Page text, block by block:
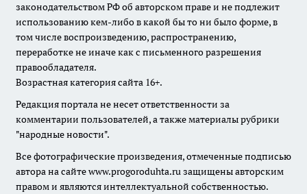
законодательством РФ об авторском праве и не подлежит
использованию кем-либо в какой бы то ни было форме, в
том числе воспроизведению, распространению,
переработке не иначе как с письменного разрешения
правообладателя.
Возрастная категория сайта 16+.
Редакция портала не несет ответственности за
комментарии пользователей, а также материалы рубрики
"народные новости".
Все фотографические произведения, отмеченные подписью
автора на сайте www.progoroduhta.ru защищены авторским
правом и являются интеллектуальной собственностью.